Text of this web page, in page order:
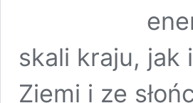
skali kraju, jak
Ziemi i ze